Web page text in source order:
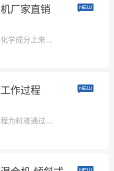
厂家直销
油脂是油和脂肪的统称。从化学成分上来讲油脂都是高级脂肪酸与甘油形成的酯。油脂是烃的衍生物。油脂是一种**的酯。自然界中的油脂是多种物质的混合物，其主要成分是一分子甘油与三分子高级脂肪酸脱水形成的酯，称···
作过程
低温喷雾干燥机组的工作过程为料液通过蠕动泵输入，喷出雾状液滴，然后同热空气并流下降，大部分粉粒由塔底排料口收集，废气及其微小粉末经旋风分离器分离，废气由抽风机排出，粉末由设在旋风分离器下端的授粉筒收集···